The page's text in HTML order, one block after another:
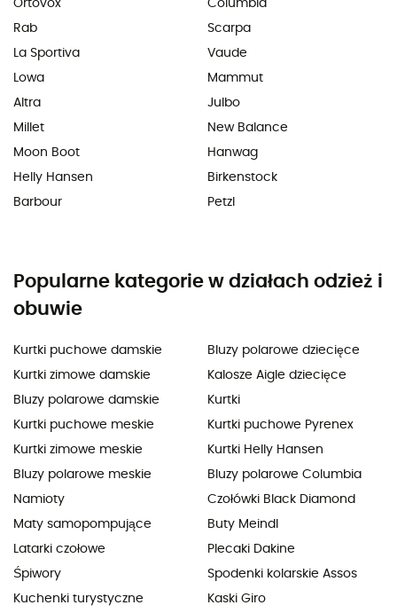
Ortovox
Rab
La Sportiva
Lowa
Altra
Millet
Moon Boot
Helly Hansen
Barbour
Columbia
Scarpa
Vaude
Mammut
Julbo
New Balance
Hanwag
Birkenstock
Petzl
Popularne kategorie w działach odzież i
obuwie
Kurtki puchowe damskie
Kurtki zimowe damskie
Bluzy polarowe damskie
Kurtki puchowe meskie
Kurtki zimowe meskie
Bluzy polarowe meskie
Namioty
Maty samopompujące
Latarki czołowe
Śpiwory
Kuchenki turystyczne
Bluzy polarowe dziecięce
Kalosze Aigle dziecięce
Kurtki
Kurtki puchowe Pyrenex
Kurtki Helly Hansen
Bluzy polarowe Columbia
Czołówki Black Diamond
Buty Meindl
Plecaki Dakine
Spodenki kolarskie Assos
Kaski Giro